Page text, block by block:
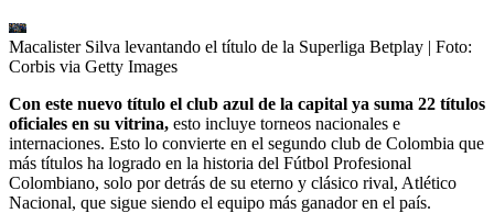
Macalister Silva levantando el título de la Superliga Betplay | Foto:
Corbis via Getty Images
Con este nuevo título el club azul de la capital ya suma 22 títulos
oficiales en su vitrina, esto incluye torneos nacionales e
internaciones. Esto lo convierte en el segundo club de Colombia que
más títulos ha logrado en la historia del Fútbol Profesional
Colombiano, solo por detrás de su eterno y clásico rival, Atlético
Nacional, que sigue siendo el equipo más ganador en el país.